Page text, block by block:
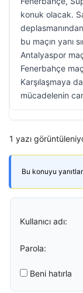
konuk olacak.
bu maçın yanı
Antalyaspor
Fenerbahçe
Karşılaşmaya
mücadelenin
1 yazı
Bu konuyu
Kullanıcı adı:
Parola:
Beni hatırla